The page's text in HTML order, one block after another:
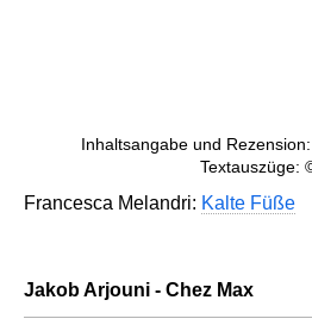
Inhaltsangabe und
Textauszüge:
Francesca Melandri: Kalte Füße
Jakob Arjouni - Chez Max